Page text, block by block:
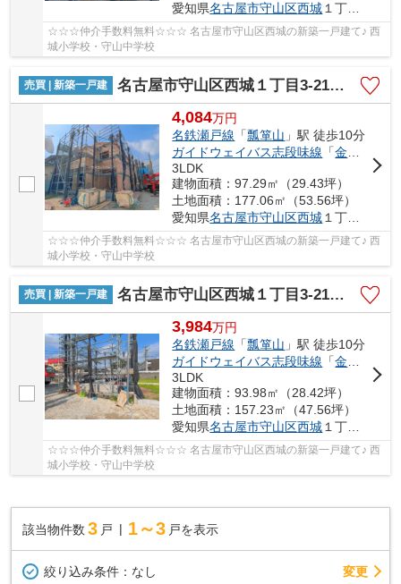
愛知県名古屋市守山区西城 １丁目3-21
☆☆☆仲介手数料無料☆☆☆ 名古屋市守山区西城の新築一戸建て♪ 西
城小学校・守山中学校
売買 | 新築一戸建 名古屋市守山区西城１丁目3-21【仲介手数料無料】新築一戸建て 2号棟
4,084万円
名鉄瀬戸線 「瓢箪山 」駅 徒歩10分
ガイドウェイバス志段味線 「金屋
3LDK
建物面積：97.29㎡（29.43坪）
土地面積：177.06㎡（53.56坪）
愛知県名古屋市守山区西城 １丁目3-21
☆☆☆仲介手数料無料☆☆☆ 名古屋市守山区西城の新築一戸建て♪ 西
城小学校・守山中学校
売買 | 新築一戸建 名古屋市守山区西城１丁目3-21【仲介手数料無料】新築一戸建て 6号棟
3,984万円
名鉄瀬戸線 「瓢箪山 」駅 徒歩10分
ガイドウェイバス志段味線 「金屋
3LDK
建物面積：93.98㎡（28.42坪）
土地面積：157.23㎡（47.56坪）
愛知県名古屋市守山区西城 １丁目3-21
☆☆☆仲介手数料無料☆☆☆ 名古屋市守山区西城の新築一戸建て♪ 西
城小学校・守山中学校
該当物件数 3 戸 1～3 戸を表示
絞り込み条件： なし 変更